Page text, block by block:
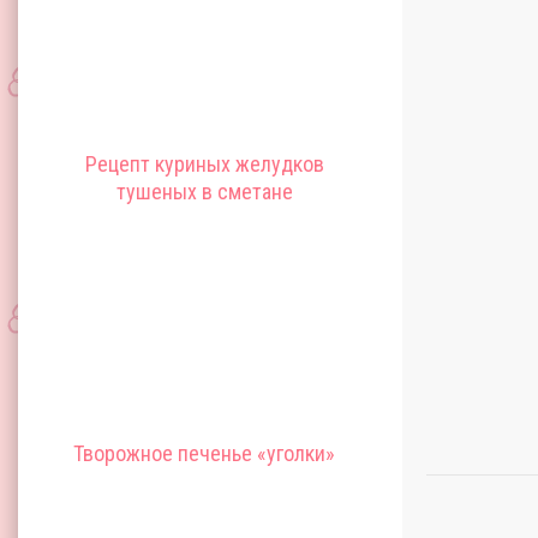
Рецепт куриных желудков
тушеных в сметане
Творожное печенье «уголки»